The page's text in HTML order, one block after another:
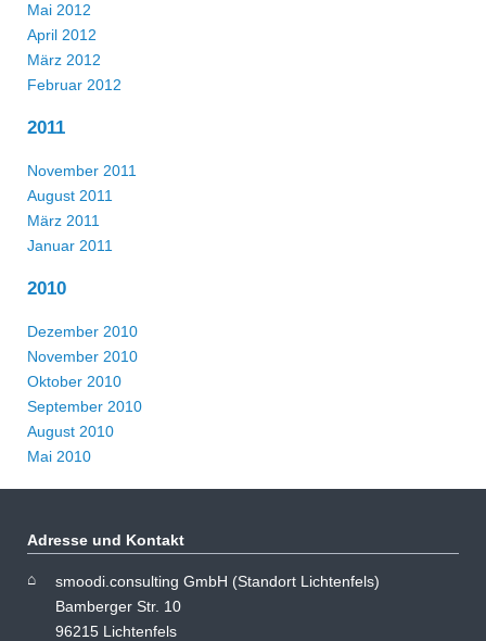
Mai 2012
April 2012
März 2012
Februar 2012
2011
November 2011
August 2011
März 2011
Januar 2011
2010
Dezember 2010
November 2010
Oktober 2010
September 2010
August 2010
Mai 2010
Adresse und Kontakt
smoodi.consulting GmbH (Standort Lichtenfels)
Bamberger Str. 10
96215 Lichtenfels